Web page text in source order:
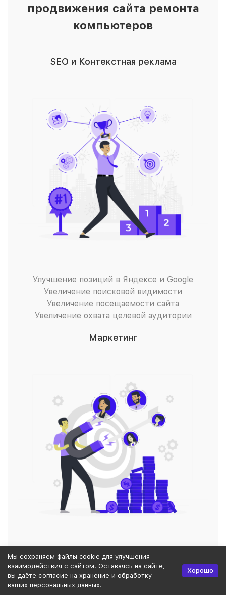
продвижения сайта ремонта
компьютеров
SEO и Контекстная реклама
Улучшение позиций в Яндексе и Google
Увеличение поисковой видимости
Увеличение посещаемости сайта
Увеличение охвата целевой аудитории
Маркетинг
Повышение конверсии в заказ / заявку (CV)
Снижение стоимости заказа (CPO) / лида (CPL)
Снижение стоимости привлечения клиента
Мы сохраняем файлы cookie для улучшения
взаимодействия с сайтом. Оставаясь на сайте,
вы даёте согласие на хранение и обработку
ваших персональных данных.
Хорошо